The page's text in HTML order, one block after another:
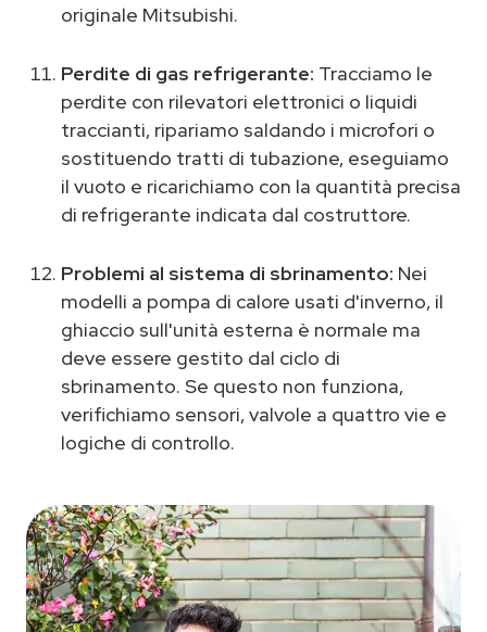
originale Mitsubishi.
Perdite di gas refrigerante: Tracciamo le
perdite con rilevatori elettronici o liquidi
traccianti, ripariamo saldando i microfori o
sostituendo tratti di tubazione, eseguiamo
il vuoto e ricarichiamo con la quantità precisa
di refrigerante indicata dal costruttore.
Problemi al sistema di sbrinamento: Nei
modelli a pompa di calore usati d'inverno, il
ghiaccio sull'unità esterna è normale ma
deve essere gestito dal ciclo di
sbrinamento. Se questo non funziona,
verifichiamo sensori, valvole a quattro vie e
logiche di controllo.